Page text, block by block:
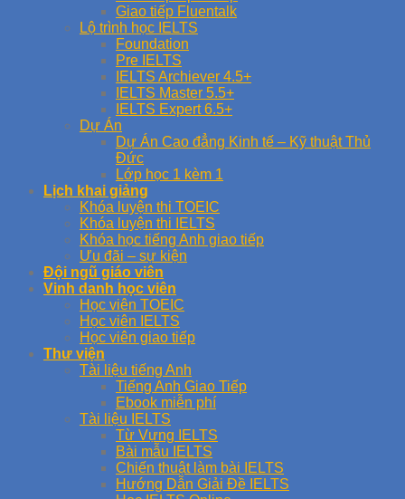
Giao tiếp Fluentalk
Lộ trình học IELTS
Foundation
Pre IELTS
IELTS Archiever 4.5+
IELTS Master 5.5+
IELTS Expert 6.5+
Dự Án
Dự Án Cao đẳng Kinh tế – Kỹ thuật Thủ
Đức
Lớp học 1 kèm 1
Lịch khai giảng
Khóa luyện thi TOEIC
Khóa luyện thi IELTS
Khóa học tiếng Anh giao tiếp
Ưu đãi – sự kiện
Đội ngũ giáo viên
Vinh danh học viên
Học viên TOEIC
Học viên IELTS
Học viên giao tiếp
Thư viện
Tài liệu tiếng Anh
Tiếng Anh Giao Tiếp
Ebook miễn phí
Tài liệu IELTS
Từ Vựng IELTS
Bài mẫu IELTS
Chiến thuật làm bài IELTS
Hướng Dẫn Giải Đề IELTS